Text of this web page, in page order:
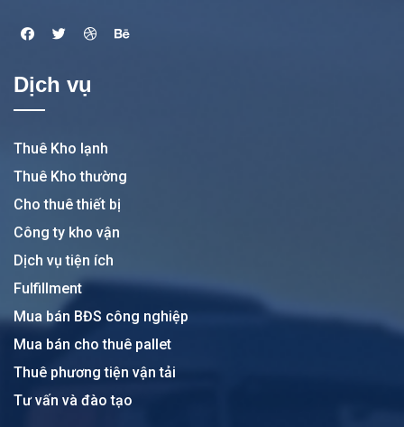
Dịch vụ
Thuê Kho lạnh
Thuê Kho thường
Cho thuê thiết bị
Công ty kho vận
Dịch vụ tiện ích
Fulfillment
Mua bán BĐS công nghiệp
Mua bán cho thuê pallet
Thuê phương tiện vận tải
Tư vấn và đào tạo